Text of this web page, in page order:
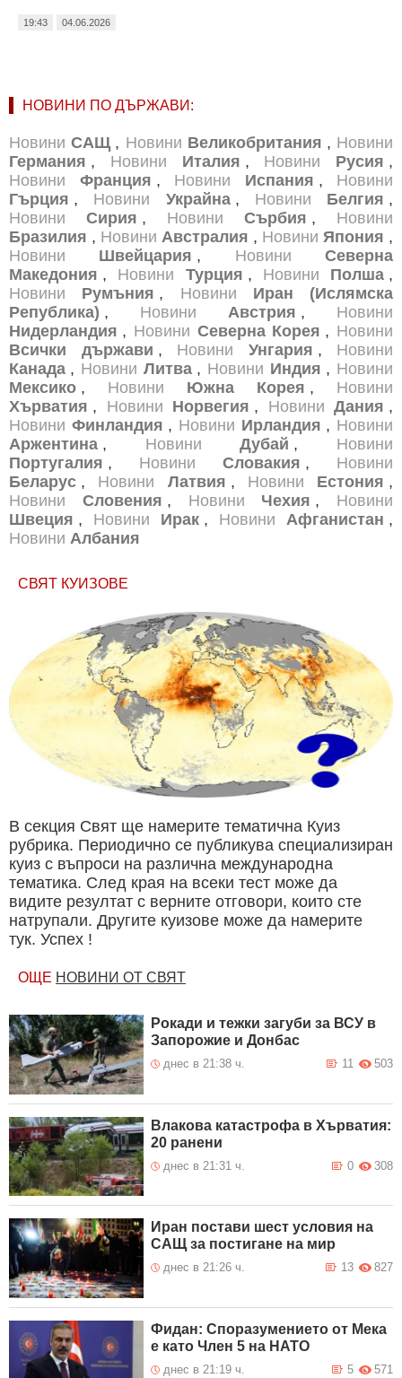
19:43 04.06.2026
НОВИНИ ПО ДЪРЖАВИ:
Новини САЩ , Новини Великобритания , Новини
Германия , Новини Италия , Новини Русия ,
Новини
Франция , Новини Испания , Новини
Гърция , Новини Украйна , Новини Белгия ,
Новини
Сирия , Новини Сърбия , Новини
Бразилия , Новини Австралия , Новини Япония ,
Новини
Швейцария , Новини
Северна
Македония , Новини Турция , Новини Полша ,
Новини
Румъния , Новини
Иран (Ислямска
Република) , Новини Австрия , Новини
Нидерландия , Новини Северна Корея , Новини
Всички държави , Новини Унгария , Новини
Канада , Новини Литва , Новини Индия , Новини
Мексико , Новини Южна Корея , Новини
Хърватия , Новини Норвегия , Новини Дания ,
Новини Финландия , Новини Ирландия , Новини
Аржентина , Новини Дубай , Новини
Португалия , Новини Словакия , Новини
Беларус , Новини Латвия , Новини Естония ,
Новини
Словения , Новини Чехия , Новини
Швеция , Новини Ирак , Новини Афганистан ,
Новини Албания
СВЯТ КУИЗОВЕ
В секция Свят ще намерите тематична Куиз
рубрика. Периодично се публикува специализиран
куиз с въпроси на различна международна
тематика. След края на всеки тест може да
видите резултат с верните отговори, които сте
натрупали. Другите куизове може да намерите
тук. Успех !
ОЩЕ НОВИНИ ОТ СВЯТ
Рокади и тежки загуби за ВСУ в
Запорожие и Донбас
днес в 21:38 ч. 503
11
Влакова катастрофа в Хърватия:
20 ранени
днес в 21:31 ч. 308
0
Иран постави шест условия на
САЩ за постигане на мир
днес в 21:26 ч. 827
13
Фидан: Споразумението от Мека
е като Член 5 на НАТО
днес в 21:19 ч. 571
5